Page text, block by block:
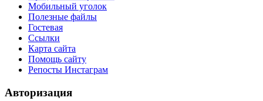
Мобильный уголок
Полезные файлы
Гостевая
Ссылки
Карта сайта
Помощь сайту
Репосты Инстаграм
Авторизация